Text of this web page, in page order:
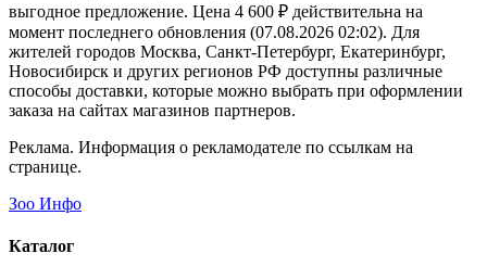
выгодное предложение. Цена 4 600 ₽ действительна на
момент последнего обновления (07.08.2026 02:02). Для
жителей городов Москва, Санкт-Петербург, Екатеринбург,
Новосибирск и других регионов РФ доступны различные
способы доставки, которые можно выбрать при оформлении
заказа на сайтах магазинов партнеров.
Реклама. Информация о рекламодателе по ссылкам на
странице.
Зоо Инфо
Каталог